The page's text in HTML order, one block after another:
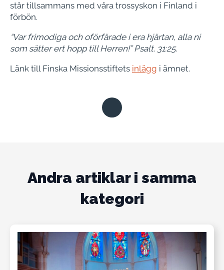
står tillsammans med våra trossyskon i Finland i
förbön.
“Var frimodiga och oförfärade i era hjärtan, alla ni
som sätter ert hopp till Herren!” Psalt. 31:25.
Länk till Finska Missionsstiftets inlägg i ämnet.
Andra artiklar i samma
kategori